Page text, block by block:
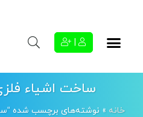
ساخت اشیاء
خانه » نوشته‌های برچسب شده